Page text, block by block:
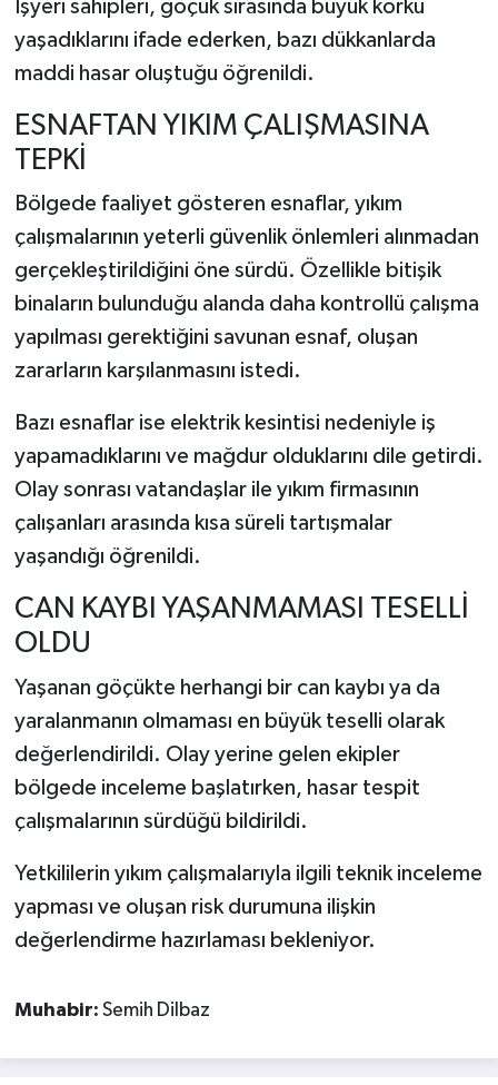
İşyeri sahipleri, göçük sırasında büyük korku
yaşadıklarını ifade ederken, bazı dükkanlarda
maddi hasar oluştuğu öğrenildi.
ESNAFTAN YIKIM ÇALIŞMASINA
TEPKİ
Bölgede faaliyet gösteren esnaflar, yıkım
çalışmalarının yeterli güvenlik önlemleri alınmadan
gerçekleştirildiğini öne sürdü. Özellikle bitişik
binaların bulunduğu alanda daha kontrollü çalışma
yapılması gerektiğini savunan esnaf, oluşan
zararların karşılanmasını istedi.
Bazı esnaflar ise elektrik kesintisi nedeniyle iş
yapamadıklarını ve mağdur olduklarını dile getirdi.
Olay sonrası vatandaşlar ile yıkım firmasının
çalışanları arasında kısa süreli tartışmalar
yaşandığı öğrenildi.
CAN KAYBI YAŞANMAMASI TESELLİ
OLDU
Yaşanan göçükte herhangi bir can kaybı ya da
yaralanmanın olmaması en büyük teselli olarak
değerlendirildi. Olay yerine gelen ekipler
bölgede inceleme başlatırken, hasar tespit
çalışmalarının sürdüğü bildirildi.
Yetkililerin yıkım çalışmalarıyla ilgili teknik inceleme
yapması ve oluşan risk durumuna ilişkin
değerlendirme hazırlaması bekleniyor.
Muhabir: Semih Dilbaz